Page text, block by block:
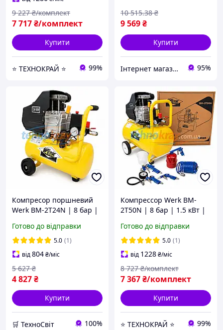
7 717₴/комплект
9 227 ₴/комплект
Купити
⭐ ТЕХНОКРАЙ ⭐ 99%
9 569₴
10 515.38 ₴
Купити
Інтернет магазин 🛠 Men’s Tool 95%
Компресор поршневий
Werk BM-2T24N | 8 бар |
рес-р 24 л | Гарантія 12
міс
Готово до відправки
5.0 (1)
від804₴/міс
4 827₴
5 627 ₴
Купити
🛒 ТехноСвіт 100%
Компрессор Werk BM-
2T50N | 8 бар | 1.5 кВт |
| Пневмонабір 5
предметів
Готово до відправки
5.0 (1)
від 1228₴/міс
7 367₴/комплект
8 727 ₴/комплект
Купити
⭐ ТЕХНОКРАЙ ⭐ 99%